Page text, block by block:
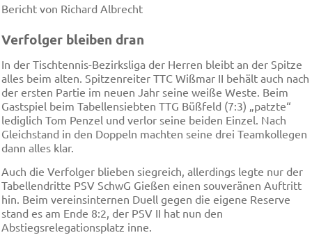
Bericht von Richard Albrecht
Verfolger bleiben dran
In der Tischtennis-Bezirksliga der Herren bleibt an der Spitze
alles beim alten. Spitzenreiter TTC Wißmar II behält auch nach
der ersten Partie im neuen Jahr seine weiße Weste. Beim
Gastspiel beim Tabellensiebten TTG Büßfeld (7:3) „patzte“
lediglich Tom Penzel und verlor seine beiden Einzel. Nach
Gleichstand in den Doppeln machten seine drei Teamkollegen
dann alles klar.
Auch die Verfolger blieben siegreich, allerdings legte nur der
Tabellendritte PSV SchwG Gießen einen souveränen Auftritt
hin. Beim vereinsinternen Duell gegen die eigene Reserve
stand es am Ende 8:2, der PSV II hat nun den
Abstiegsrelegationsplatz inne.